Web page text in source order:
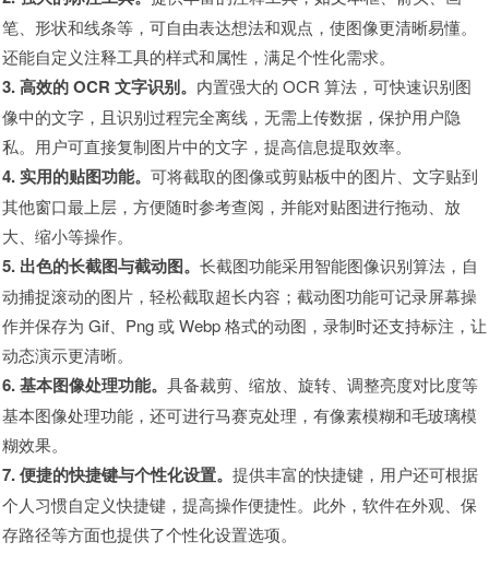
笔、形状和线条等，可自由表达想法和观点，使图像更清晰易懂。
还能自定义注释工具的样式和属性，满足个性化需求。
3. 高效的 OCR 文字识别。 内置强大的 OCR 算法，可快速识别图
像中的文字，且识别过程完全离线，无需上传数据，保护用户隐
私。用户可直接复制图片中的文字，提高信息提取效率。
4. 实用的贴图功能。 可将截取的图像或剪贴板中的图片、文字贴到
其他窗口最上层，方便随时参考查阅，并能对贴图进行拖动、放
大、缩小等操作。
5. 出色的长截图与截动图。 长截图功能采用智能图像识别算法，自
动捕捉滚动的图片，轻松截取超长内容；截动图功能可记录屏幕操
作并保存为 Gif、Png 或 Webp 格式的动图，录制时还支持标注，让
动态演示更清晰。
6. 基本图像处理功能。 具备裁剪、缩放、旋转、调整亮度对比度等
基本图像处理功能，还可进行马赛克处理，有像素模糊和毛玻璃模
糊效果。
7. 便捷的快捷键与个性化设置。 提供丰富的快捷键，用户还可根据
个人习惯自定义快捷键，提高操作便捷性。此外，软件在外观、保
存路径等方面也提供了个性化设置选项。